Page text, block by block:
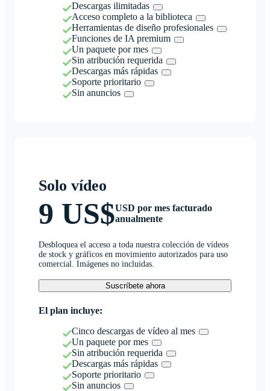
Descargas ilimitadas
Acceso completo a la biblioteca
Herramientas de diseño profesionales
Funciones de IA premium
Un paquete por mes
Sin atribución requerida
Descargas más rápidas
Soporte prioritario
Sin anuncios
Solo vídeo
9 US$USD por mes facturado
anualmente
Desbloquea el acceso a toda nuestra colección de vídeos
de stock y gráficos en movimiento autorizados para uso
comercial. Imágenes no incluidas.
Suscríbete ahora
El plan incluye:
Cinco descargas de vídeo al mes
Un paquete por mes
Sin atribución requerida
Descargas más rápidas
Soporte prioritario
Sin anuncios